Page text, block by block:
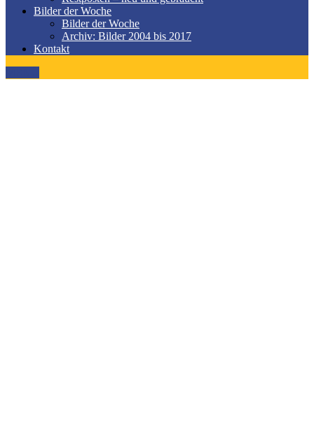
Bilder der Woche
Bilder der Woche
Archiv: Bilder 2004 bis 2017
Kontakt